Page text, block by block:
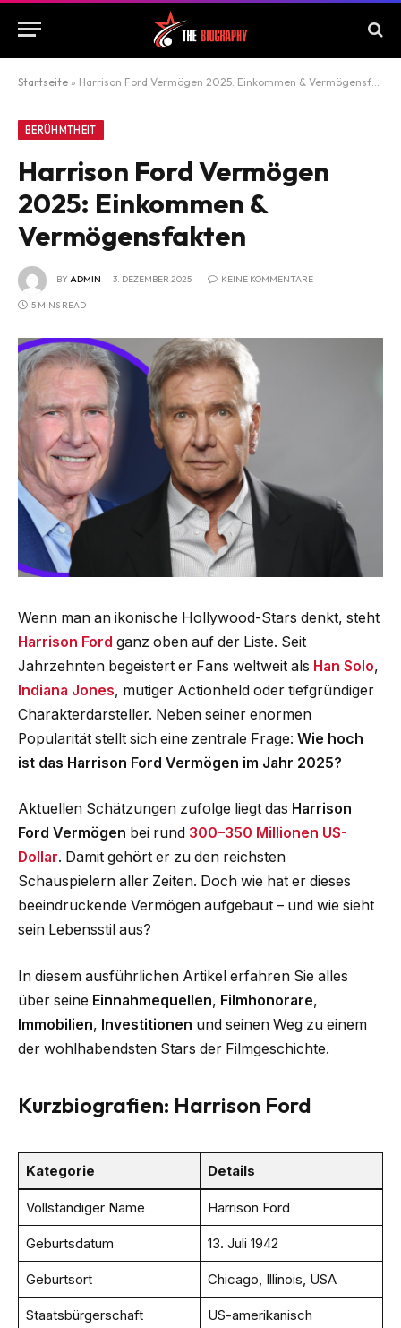
Startseite » Harrison Ford Vermögen 2025: Einkommen & Vermögensfakten
BERÜHMTHEIT
Harrison Ford Vermögen
2025: Einkommen &
Vermögensfakten
BYADMIN 3. DEZEMBER 2025 KEINE KOMMENTARE
5 MINS READ
Wenn man an ikonische Hollywood-Stars denkt, steht
Harrison Ford ganz oben auf der Liste. Seit
Jahrzehnten begeistert er Fans weltweit als Han Solo,
Indiana Jones, mutiger Actionheld oder tiefgründiger
Charakterdarsteller. Neben seiner enormen
Popularität stellt sich eine zentrale Frage: Wie hoch
ist das Harrison Ford Vermögen im Jahr 2025?
Aktuellen Schätzungen zufolge liegt das Harrison
Ford Vermögen bei rund 300–350 Millionen US-
Dollar. Damit gehört er zu den reichsten
Schauspielern aller Zeiten. Doch wie hat er dieses
beeindruckende Vermögen aufgebaut – und wie sieht
sein Lebensstil aus?
In diesem ausführlichen Artikel erfahren Sie alles
über seine Einnahmequellen, Filmhonorare,
Immobilien, Investitionen und seinen Weg zu einem
der wohlhabendsten Stars der Filmgeschichte.
Kurzbiografien: Harrison Ford
Kategorie Details
Vollständiger Name Harrison Ford
Geburtsdatum 13. Juli 1942
Geburtsort Chicago, Illinois, USA
Staatsbürgerschaft US-amerikanisch